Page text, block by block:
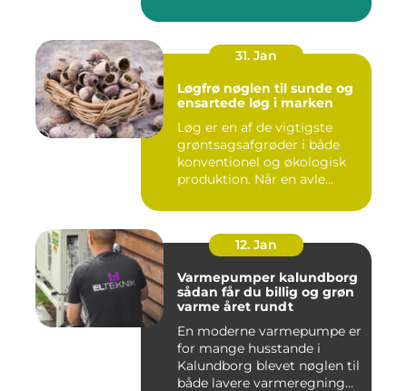
31. Jan
Løgfrø nøglen til sunde og
ensartede løg i marken
Løg er en af de vigtigste
grøntsagsafgrøder i både
konventionel og økologisk
produktion. Når en avle...
12. Jan
Varmepumper kalundborg
sådan får du billig og grøn
varme året rundt
En moderne varmepumpe er
for mange husstande i
Kalundborg blevet nøglen til
både lavere varmeregning...